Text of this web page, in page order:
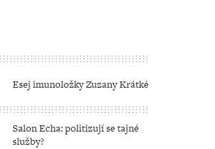
Esej imunoložky Zuzany Krátké
Salon Echa: politizují se tajné
služby?